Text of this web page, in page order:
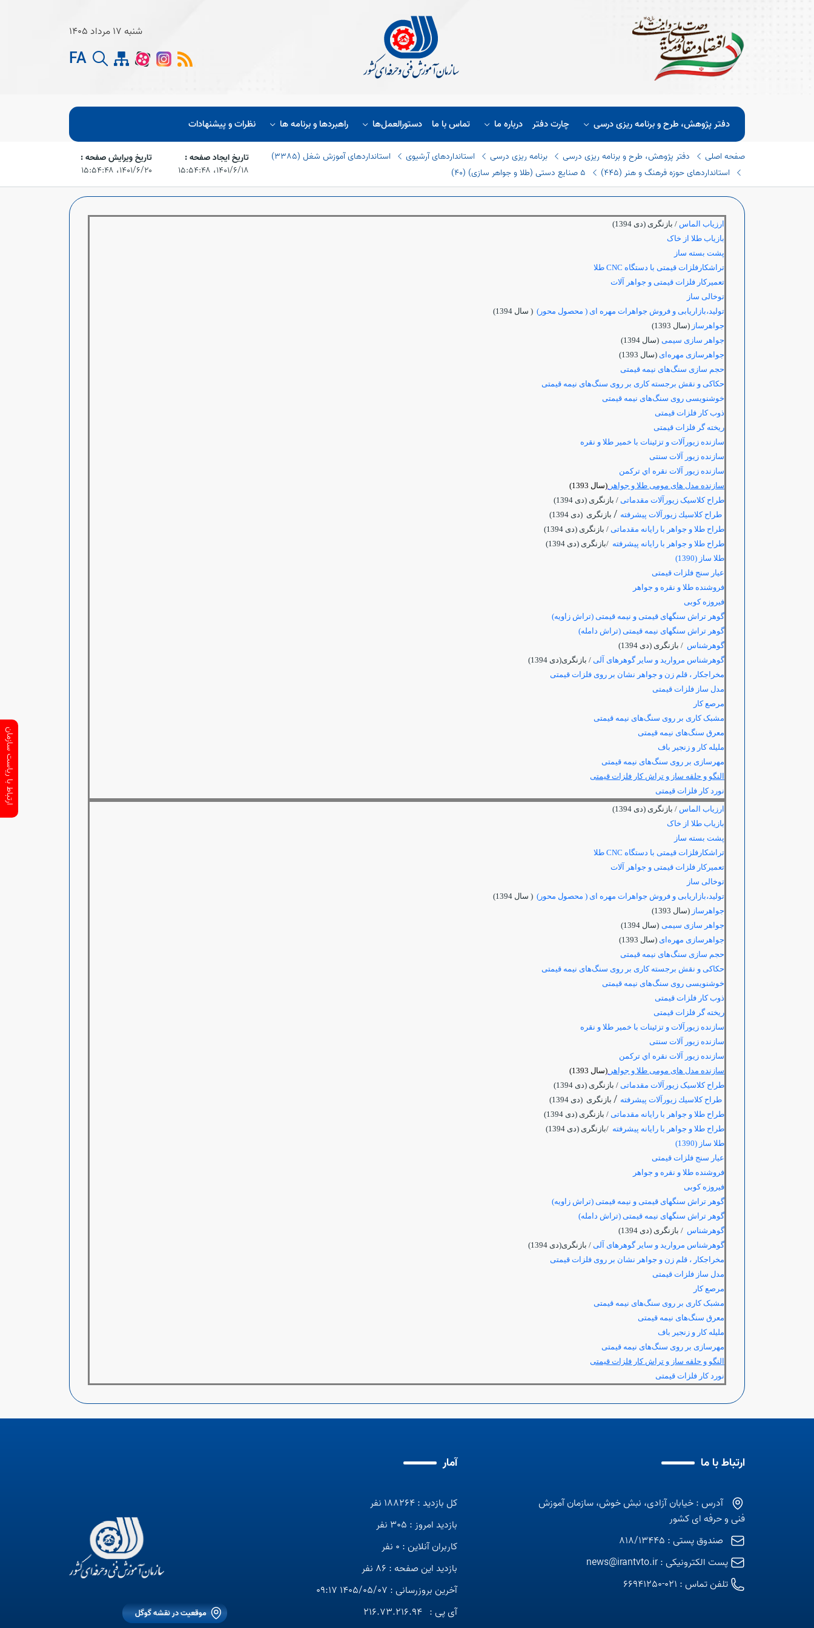
شنبه 17 مرداد 1405
FA
دفتر پژوهش، طرح و برنامه ریزی درسی چارت دفتر درباره ما تماس با ما دستورالعمل‌ها راهبردها و برنامه ها نظرات و پیشنهادات
صفحه اصلی دفتر پژوهش، طرح و برنامه ریزی درسی برنامه ریزی درسی استانداردهای آرشیوی
استانداردهای آموزش شغل (٣٣٨٥)
استانداردهای حوزه فرهنگ و هنر (٤٤٥)
٥ صنایع دستی (طلا و جواهر سازی) (٤٠)
تاریخ ایجاد صفحه :
۱۴۰۱/۶/۱۸،‏ ۱۵:۵۴:۴۸
تاریخ ویرایش صفحه :
۱۴۰۱/۶/۲۰،‏ ۱۵:۵۴:۴۸
ارزياب الماس / بازنگری (دی 1394)
بازیاب طلا از خاک
پشت بسته ساز
تراشکارفلزات قیمتی با دستگاه
طلا
تعمیركار فلزات قیمتی و جواهر آلات
توخالی ساز
تولید،بازاریابی و فروش جواهرات مهره ای ( محصول محور) ( سال 1394)
جواهرساز (سال 1393)
جواهر سازی سیمی (سال 1394)
جواهرسازی مهره‌ای (سال 1393)
حجم سازی سنگ‌های نیمه قیمتی
حکاکی و نقش برجسته کاری بر روی سنگ‌های نیمه قیمتی
خوشنویسی روی سنگ‌های نیمه قیمتی
ذوب کار فلزات قیمتی
ریخته گر فلزات قیمتی
سازنده زیورآلات و تزئینات با خمیر طلا و نقره
سازنده زیور آلات سنتی
سازنده زيور آلات نقره اي تركمن
سازنده مدل های مومی طلا و جواهر (سال 1393)
طراح کلاسیک زیورآلات مقدماتی / بازنگری (دی 1394)
طراح كلاسيك زيورآلات پيشرفته / بازنگری (دی 1394)
طراح طلا و جواهر با رایانه مقدماتی / بازنگری (دی 1394)
طراح طلا و جواهر با رایانه پیشرفته /بازنگری (دی 1394)
طلا ساز (1390)
عیار سنج فلزات قیمتی
فروشنده طلا و نقره و جواهر
فیروزه کوبی
گوهر تراش سنگهای قیمتی و نیمه قیمتی (تراش زاویه)
گوهر تراش سنگهای نیمه قیمتی (تراش دامله)
گوهرشناس / بازنگری (دی 1394)
گوهرشناس مروارید و سایر گوهرهای آلی / بازنگری(دی 1394)
مخراجکار ، قلم زن و جواهر نشان بر روی فلزات قیمتی
مدل ساز فلزات قیمتی
مرصع کار
مشبک کاری بر روی سنگ‌های نیمه قیمتی
معرق سنگ‌های نیمه قیمتی
ملیله کار و زنجیر باف
مهرسازی بر روی سنگ‌های نیمه قیمتی
النگو و حلقه ساز و تراش کار فلزات قیمتی
نورد کار فلزات قیمتی
ارزياب الماس / بازنگری (دی 1394)
بازیاب طلا از خاک
پشت بسته ساز
تراشکارفلزات قیمتی با دستگاه
طلا
تعمیركار فلزات قیمتی و جواهر آلات
توخالی ساز
تولید،بازاریابی و فروش جواهرات مهره ای ( محصول محور) ( سال 1394)
جواهرساز (سال 1393)
جواهر سازی سیمی (سال 1394)
جواهرسازی مهره‌ای (سال 1393)
حجم سازی سنگ‌های نیمه قیمتی
حکاکی و نقش برجسته کاری بر روی سنگ‌های نیمه قیمتی
خوشنویسی روی سنگ‌های نیمه قیمتی
ذوب کار فلزات قیمتی
ریخته گر فلزات قیمتی
سازنده زیورآلات و تزئینات با خمیر طلا و نقره
سازنده زیور آلات سنتی
سازنده زيور آلات نقره اي تركمن
سازنده مدل های مومی طلا و جواهر (سال 1393)
طراح کلاسیک زیورآلات مقدماتی / بازنگری (دی 1394)
طراح كلاسيك زيورآلات پيشرفته / بازنگری (دی 1394)
طراح طلا و جواهر با رایانه مقدماتی / بازنگری (دی 1394)
طراح طلا و جواهر با رایانه پیشرفته /بازنگری (دی 1394)
طلا ساز (1390)
عیار سنج فلزات قیمتی
فروشنده طلا و نقره و جواهر
فیروزه کوبی
گوهر تراش سنگهای قیمتی و نیمه قیمتی (تراش زاویه)
گوهر تراش سنگهای نیمه قیمتی (تراش دامله)
گوهرشناس / بازنگری (دی 1394)
گوهرشناس مروارید و سایر گوهرهای آلی / بازنگری(دی 1394)
مخراجکار ، قلم زن و جواهر نشان بر روی فلزات قیمتی
مدل ساز فلزات قیمتی
مرصع کار
مشبک کاری بر روی سنگ‌های نیمه قیمتی
معرق سنگ‌های نیمه قیمتی
ملیله کار و زنجیر باف
مهرسازی بر روی سنگ‌های نیمه قیمتی
النگو و حلقه ساز و تراش کار فلزات قیمتی
نورد کار فلزات قیمتی
ارتباط با ما
آدرس : خیابان آزادی، نبش خوش، سازمان آموزش
فنی و حرفه ای کشور
صندوق پستی : 818/13445
پست الکترونیکی :news@irantvto.ir
تلفن تماس : 021-66941250
آمار
کل بازدید : 188264 نفر
بازدید امروز : 305 نفر
کاربران آنلاین : 0 نفر
بازدید این صفحه : 86 نفر
آخرین بروزرسانی : 1405/05/07 09:17
آی پی : 216.73.216.94
موقعیت در نقشه گوگل
ارتباط با ریاست سازمان